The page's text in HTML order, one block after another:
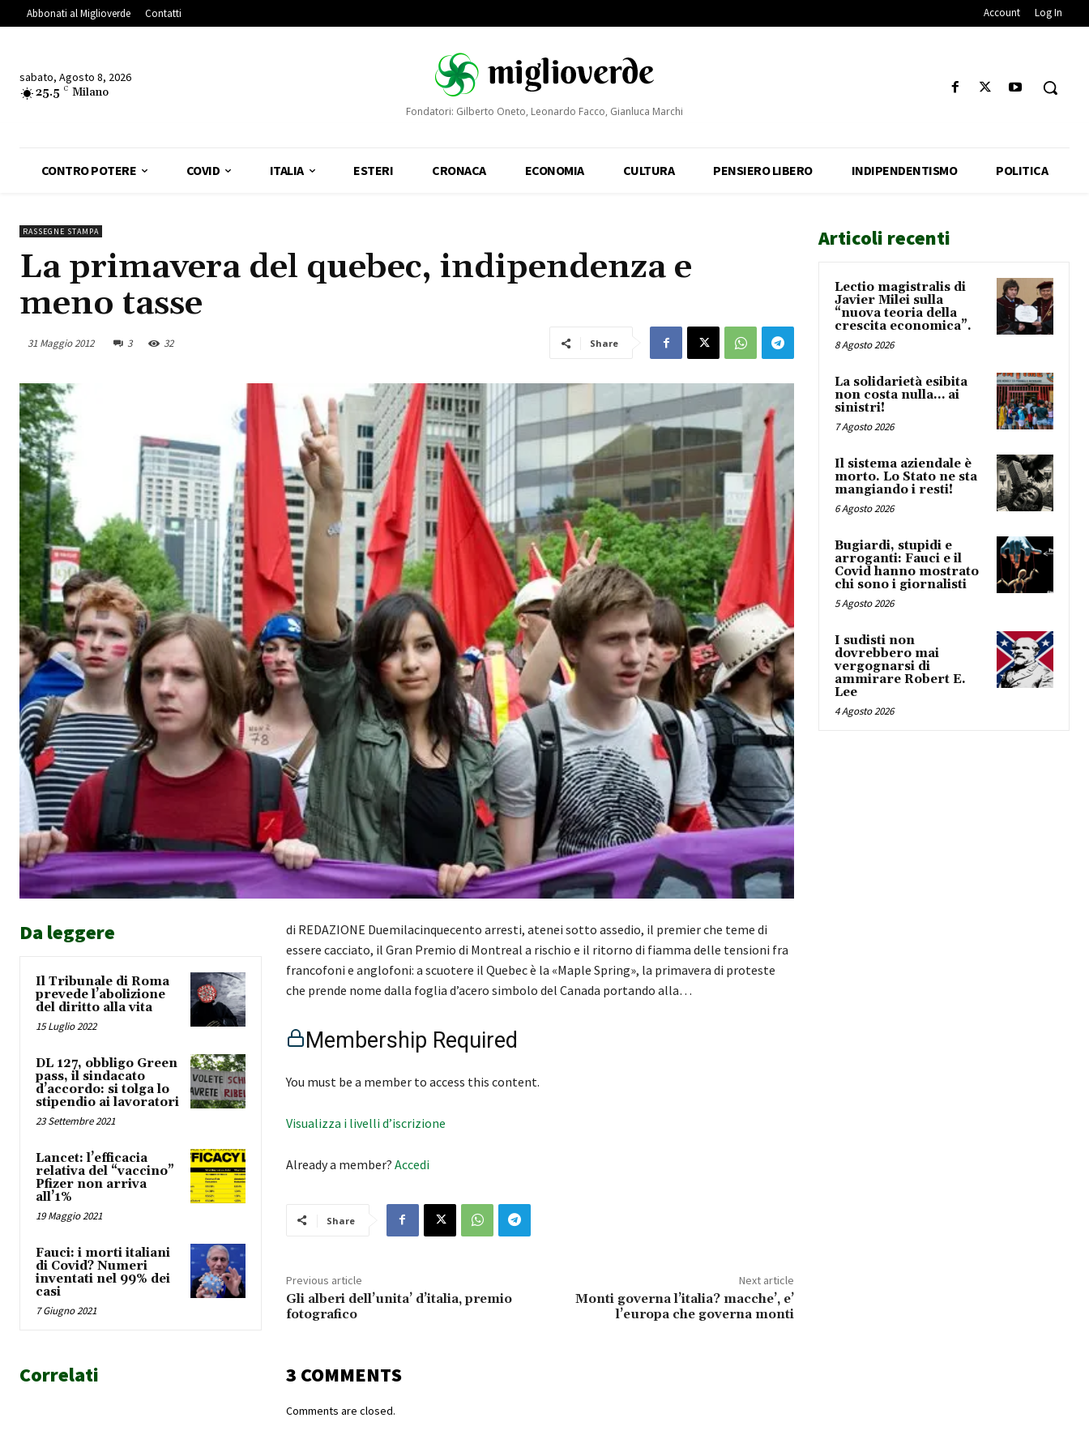
Abbonati al Miglioverde Contatti Account Log In
sabato, Agosto 8, 2026
25.5 C Milano
Fondatori: Gilberto Oneto, Leonardo Facco, Gianluca Marchi
CONTRO POTERE COVID ITALIA ESTERI CRONACA ECONOMIA CULTURA PENSIERO LIBERO INDIPENDENTISMO POLITICA
RASSEGNE STAMPA
La primavera del quebec, indipendenza e
meno tasse
31 Maggio 2012 3 32 Share
Da leggere
Il Tribunale di Roma
prevede l’abolizione
del diritto alla vita
15 Luglio 2022
DL 127, obbligo Green
pass, il sindacato
d’accordo: si tolga lo
stipendio ai lavoratori
23 Settembre 2021
Lancet: l’efficacia
relativa del “vaccino”
Pfizer non arriva
all’1%
19 Maggio 2021
Fauci: i morti italiani
di Covid? Numeri
inventati nel 99% dei
casi
7 Giugno 2021
di REDAZIONE Duemilacinquecento arresti, atenei sotto assedio, il premier che teme di
essere cacciato, il Gran Premio di Montreal a rischio e il ritorno di fiamma delle tensioni fra
francofoni e anglofoni: a scuotere il Quebec è la «Maple Spring», la primavera di proteste
che prende nome dalla foglia d’acero simbolo del Canada portando alla…
Membership Required
You must be a member to access this content.
Visualizza i livelli d’iscrizione
Already a member? Accedi
Share
Previous article
Gli alberi dell’unita’ d’italia, premio
fotografico
Next article
Monti governa l’italia? macche’, e’
l’europa che governa monti
Correlati 3 COMMENTS
Comments are closed.
Articoli recenti
Lectio magistralis di
Javier Milei sulla
“nuova teoria della
crescita economica”.
8 Agosto 2026
La solidarietà esibita
non costa nulla… ai
sinistri!
7 Agosto 2026
Il sistema aziendale è
morto. Lo Stato ne sta
mangiando i resti!
6 Agosto 2026
Bugiardi, stupidi e
arroganti: Fauci e il
Covid hanno mostrato
chi sono i giornalisti
5 Agosto 2026
I sudisti non
dovrebbero mai
vergognarsi di
ammirare Robert E.
Lee
4 Agosto 2026